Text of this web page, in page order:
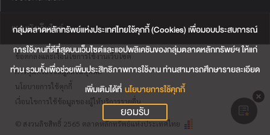
กลุ่มตลาดหลักทรัพย์แห่งประเทศไทยใช้คุกกี้ (Cookies) เพื่อมอบประสบการณ์
การใช้งานที่ดีที่สุดบนเว็บไซต์และแอปพลิเคชันของกลุ่มตลาดหลักทรัพย์ฯ ให้แก่
ท่าน รวมทั้งเพื่อช่วยเพิ่มประสิทธิภาพการใช้งาน ท่านสามารถศึกษารายละเอียด
เพิ่มเติมได้ที่ นโยบายการใช้คุกกี้
ยอมรับ
แผนผังเว็บไซต์
ข้อตกลงและเงื่อนไขการใช้งานเว็บไซต์
การคุ้มครองข้อมูลส่วนบุคคล
นโยบายการใช้คุกกี้
เงื่อนไขการใช้ข้อมูลของผู้ให้บริการรายอื่น
© สงวนลิขสิทธิ์ 2565 ตลาดหลักทรัพย์แห่งประเทศไทย